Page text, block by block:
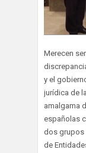
Merecen
y el
jurídica de
amalgama
españolas
dos grupos
de